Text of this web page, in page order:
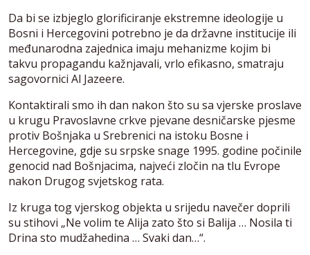
Da bi se izbjeglo glorificiranje ekstremne ideologije u
Bosni i Hercegovini potrebno je da državne institucije ili
međunarodna zajednica imaju mehanizme kojim bi
takvu propagandu kažnjavali, vrlo efikasno, smatraju
sagovornici Al Jazeere.
Kontaktirali smo ih dan nakon što su sa vjerske proslave
u krugu Pravoslavne crkve pjevane desničarske pjesme
protiv Bošnjaka u Srebrenici na istoku Bosne i
Hercegovine, gdje su srpske snage 1995. godine počinile
genocid nad Bošnjacima, najveći zločin na tlu Evrope
nakon Drugog svjetskog rata.
Iz kruga tog vjerskog objekta u srijedu navečer doprili
su stihovi „Ne volim te Alija zato što si Balija … Nosila ti
Drina sto mudžahedina … Svaki dan…“.